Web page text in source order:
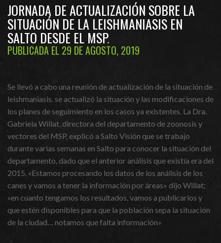
JORNADA DE ACTUALIZACIÓN SOBRE LA
SITUACIÓN DE LA LEISHMANIASIS EN
SALTO DESDE EL MSP
PUBLICADA EL 29 DE AGOSTO, 2019
Se llevó a cabo una reunión de actualización de la situación de
leishmaniasis. se actualizó la situación y las modificaciones de
los planes de seguimiento en los casos ya existentes. La Dra.
Gabriela Willat, directora del departamento de zoonosis y
vectores del MSP, explicó a Salto Visión que se trabajo
durante varias semanas en Salto para conocer la situación del
departamento, dado que el anterior análisis que existía era del
2015. «Estamos procesando los datos de los análisis de los
canes y vamos a tener la información por áreas» dijo Willat;
«en cuanto tengamos los resultados, vamos a publicarlos y
que estén disponibles para que la población sepa la situación
de la ciudad… notamos que falta información»